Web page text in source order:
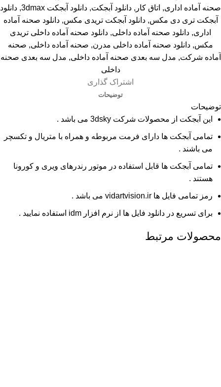
صحنه آماده اداری, اتاق کار , دانلود آبجکت, دانلود آبجکت 3dmax , دانلود
آبجکت تری دی مکس, دانلود آبجکت تریدی مکس, دانلود صحنه آماده
اداری, دانلود صحنه آماده داخلی, دانلود صحنه آماده داخلی تریدی
مکس, دانلود صحنه آماده داخلی مدرن, صحنه آماده داخلی, صحنه
آماده شرکت, مدل سه بعدی صحنه آماده داخلی, مدل سه بعدی صحنه
داخلی
اشتراک گذاری
توضیحات
توضیحات
این آبجکت از محصولات شرکت 3dsky می باشد .
تمامی آبجکت ها دارای فرمت مربوطه و همراه با متریال و تکسچر
می باشند .
تمامی آبجکت ها قابل استفاده در موتور رندرهای ویری و کورونا
هستند .
رمز تمامی فایل ها vidartvision.ir می باشد .
برای تسریع در دانلود فایل ها از نرم افزار idm استفاده نمایید .
محصولات مرتبط